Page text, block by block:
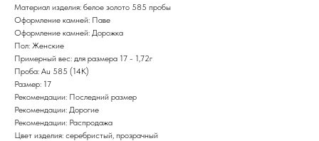
Материал изделия: белое золото 585 пробы
Оформление камней: Паве
Оформление камней: Дорожка
Пол: Женские
Примерный вес: для размера 17 - 1,72г
Проба: Au 585 (14K)
Размер: 17
Рекомендации: Последний размер
Рекомендации: Дорогие
Рекомендации: Распродажа
Цвет изделия: серебристый, прозрачный